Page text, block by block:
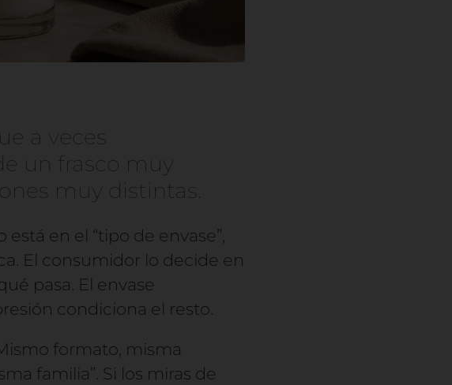
a veces
un frasco muy
muy distintas.
está en el “tipo de envase”,
El consumidor lo decide en
pasa. El envase
condiciona el resto.
formato, misma
familia”. Si los miras de